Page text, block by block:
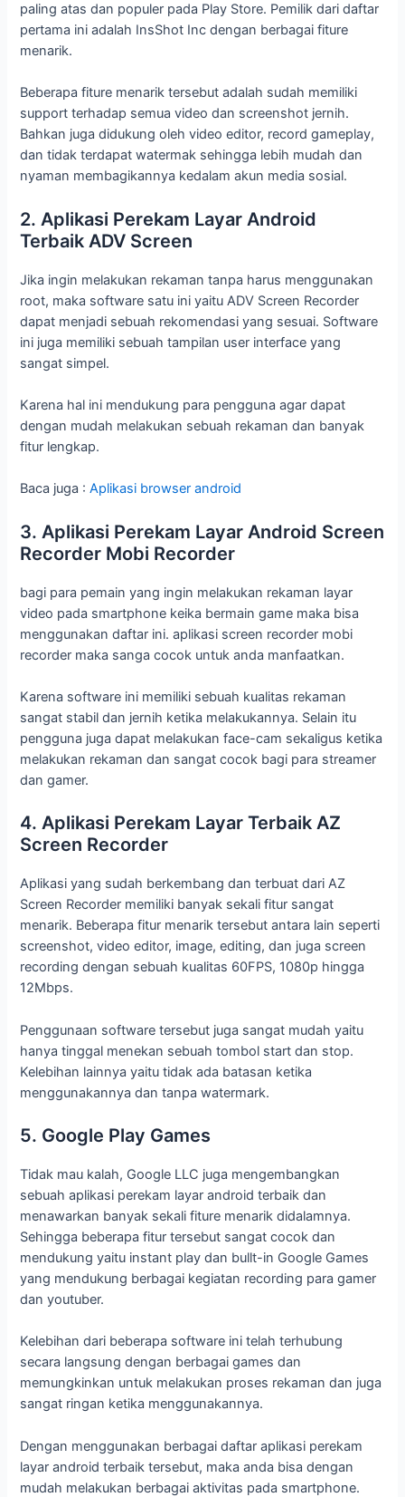
paling atas dan populer pada Play Store. Pemilik dari daftar
pertama ini adalah InsShot Inc dengan berbagai fiture
menarik.
Beberapa fiture menarik tersebut adalah sudah memiliki
support terhadap semua video dan screenshot jernih.
Bahkan juga didukung oleh video editor, record gameplay,
dan tidak terdapat watermak sehingga lebih mudah dan
nyaman membagikannya kedalam akun media sosial.
2. Aplikasi Perekam Layar Android
Terbaik ADV Screen
Jika ingin melakukan rekaman tanpa harus menggunakan
root, maka software satu ini yaitu ADV Screen Recorder
dapat menjadi sebuah rekomendasi yang sesuai. Software
ini juga memiliki sebuah tampilan user interface yang
sangat simpel.
Karena hal ini mendukung para pengguna agar dapat
dengan mudah melakukan sebuah rekaman dan banyak
fitur lengkap.
Baca juga :Aplikasi browser android
3. Aplikasi Perekam Layar Android Screen
Recorder Mobi Recorder
bagi para pemain yang ingin melakukan rekaman layar
video pada smartphone keika bermain game maka bisa
menggunakan daftar ini. aplikasi screen recorder mobi
recorder maka sanga cocok untuk anda manfaatkan.
Karena software ini memiliki sebuah kualitas rekaman
sangat stabil dan jernih ketika melakukannya. Selain itu
pengguna juga dapat melakukan face-cam sekaligus ketika
melakukan rekaman dan sangat cocok bagi para streamer
dan gamer.
4. Aplikasi Perekam Layar Terbaik AZ
Screen Recorder
Aplikasi yang sudah berkembang dan terbuat dari AZ
Screen Recorder memiliki banyak sekali fitur sangat
menarik. Beberapa fitur menarik tersebut antara lain seperti
screenshot, video editor, image, editing, dan juga screen
recording dengan sebuah kualitas 60FPS, 1080p hingga
12Mbps.
Penggunaan software tersebut juga sangat mudah yaitu
hanya tinggal menekan sebuah tombol start dan stop.
Kelebihan lainnya yaitu tidak ada batasan ketika
menggunakannya dan tanpa watermark.
5. Google Play Games
Tidak mau kalah, Google LLC juga mengembangkan
sebuah aplikasi perekam layar android terbaik dan
menawarkan banyak sekali fiture menarik didalamnya.
Sehingga beberapa fitur tersebut sangat cocok dan
mendukung yaitu instant play dan bullt-in Google Games
yang mendukung berbagai kegiatan recording para gamer
dan youtuber.
Kelebihan dari beberapa software ini telah terhubung
secara langsung dengan berbagai games dan
memungkinkan untuk melakukan proses rekaman dan juga
sangat ringan ketika menggunakannya.
Dengan menggunakan berbagai daftar aplikasi perekam
layar android terbaik tersebut, maka anda bisa dengan
mudah melakukan berbagai aktivitas pada smartphone.